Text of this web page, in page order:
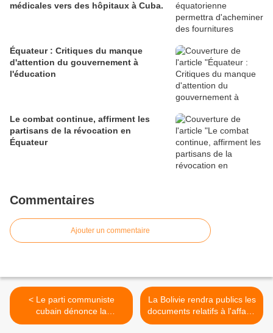
médicales vers des hôpitaux à Cuba.
Équateur : Critiques du manque
d'attention du gouvernement à
l'éducation
Le combat continue, affirment les
partisans de la révocation en
Équateur
Commentaires
Ajouter un commentaire
< Le parti communiste
cubain dénonce la
campagne médiatique sur
La Bolivie rendra publics les
documents relatifs à l'affaire
du coup d'État >